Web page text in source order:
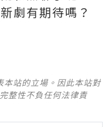
劇有期待嗎？
本站的立場。因此本站對
整性不負任何法律責